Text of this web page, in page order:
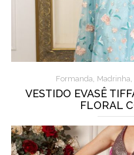
Formanda, Madrinha,
VESTIDO EVASÊ
FLORAL